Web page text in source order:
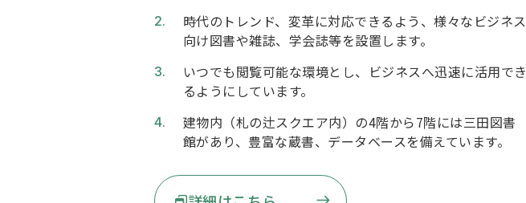
時代のトレンド、変革に対応できるよう、様々なビジネス
向け図書や雑誌、学会誌等を設置します。
いつでも閲覧可能な環境とし、ビジネスへ迅速に活用でき
るようにしています。
建物内（札の辻スクエア内）の4階から7階には三田図書
館があり、豊富な蔵書、データベースを備えています。